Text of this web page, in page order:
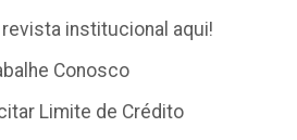
institucional aqui!
Conosco
Limite de Crédito